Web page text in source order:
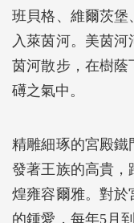
班貝格、維爾茨堡
入萊茵河。美茵
茵河散步，在樹
礡之氣中。
精雕細琢的宮殿鐵
發著王族的高貴
煌雍容爾雅。對於
的鍾愛，每年5月